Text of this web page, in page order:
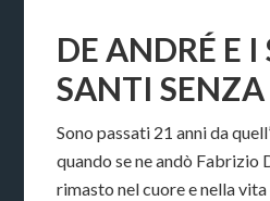
DE ANDRÉ E I
SANTI
Sono passati 21 anni da
quando se ne andò Fabrizio
rimasto nel cuore e nella